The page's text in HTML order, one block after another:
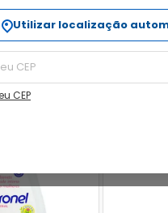
Utilizar localização
CEP